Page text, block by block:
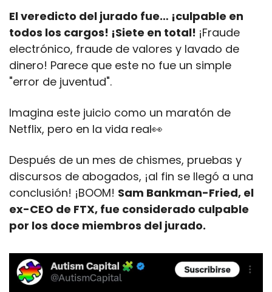
El veredicto del jurado fue… ¡culpable en
todos los cargos! ¡Siete en total! ¡Fraude
electrónico, fraude de valores y lavado de
dinero! Parece que este no fue un simple
"error de juventud".
Imagina este juicio como un maratón de
Netflix, pero en la vida real👀
Después de un mes de chismes, pruebas y
discursos de abogados, ¡al fin se llegó a una
conclusión! ¡BOOM! Sam Bankman-Fried, el
ex-CEO de FTX, fue considerado culpable
por los doce miembros del jurado.